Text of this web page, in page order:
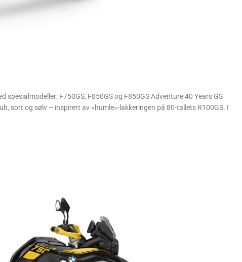
spesialmodeller: F750GS, F850GS og F850GS Adventure 40 Years GS
sort og sølv – inspirert av «humle»-lakkeringen på 80-tallets R100GS. I